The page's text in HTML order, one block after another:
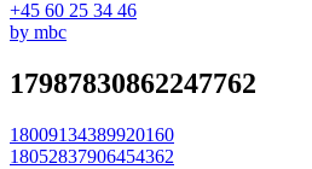
+45 60 25 34 46
by mbc
17987830862247762
Indlægsnavigation
18009134389920160
18052837906454362